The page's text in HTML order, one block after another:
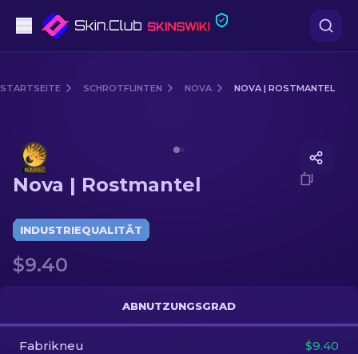
Scharfschützengewehr
Messer
Handschuh
Andere
STARTSEITE SCHROTFLINTEN NOVA NOVA | ROSTMANTEL
Nova | Rostmantel
INDUSTRIEQUALITÄT
$9.40
ABNUTZUNGSGRAD
Fabrikneu $9.40